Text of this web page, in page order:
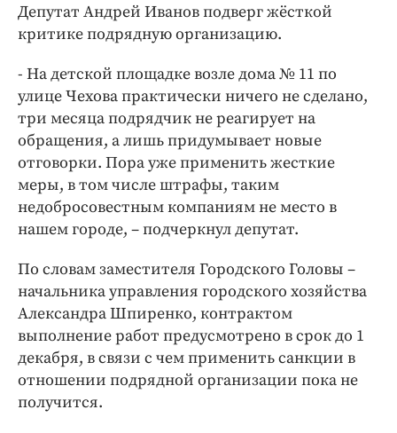
Депутат Андрей Иванов подверг жёсткой
критике подрядную организацию.
- На детской площадке возле дома № 11 по
улице Чехова практически ничего не сделано,
три месяца подрядчик не реагирует на
обращения, а лишь придумывает новые
отговорки. Пора уже применить жесткие
меры, в том числе штрафы, таким
недобросовестным компаниям не место в
нашем городе, – подчеркнул депутат.
По словам заместителя Городского Головы –
начальника управления городского хозяйства
Александра Шпиренко, контрактом
выполнение работ предусмотрено в срок до 1
декабря, в связи с чем применить санкции в
отношении подрядной организации пока не
получится.